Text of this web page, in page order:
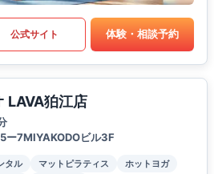
公式サイト 体験・相談予約
LAVA狛江店
ー7MIYAKODOビル3F
タル マットピラティス
ホットヨガ